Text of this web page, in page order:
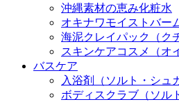
沖縄素材の恵み化粧水
オキナワモイストバー
海泥クレイパック（ク
スキンケアコスメ（オ
バスケア
入浴剤（ソルト・シュ
ボディスクラブ（ソル